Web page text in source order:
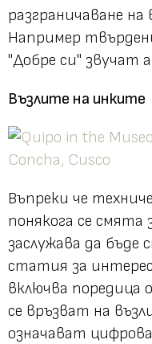
разграничаване
Например
"Добре си" звучат
Възлите на инките
Въпреки че
понякога се смята
заслужава да бъде
статия за
включва
се връзват на
означават